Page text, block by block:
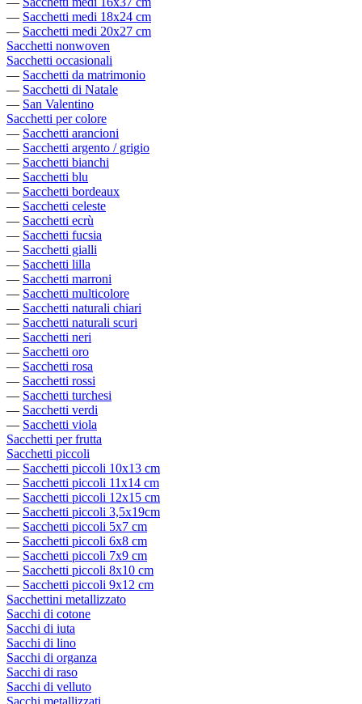
— Sacchetti medi 18x24 cm
— Sacchetti medi 20x27 cm
Sacchetti nonwoven
Sacchetti occasionali
— Sacchetti da matrimonio
— Sacchetti di Natale
— San Valentino
Sacchetti per colore
— Sacchetti arancioni
— Sacchetti argento / grigio
— Sacchetti bianchi
— Sacchetti blu
— Sacchetti bordeaux
— Sacchetti celeste
— Sacchetti ecrù
— Sacchetti fucsia
— Sacchetti gialli
— Sacchetti lilla
— Sacchetti marroni
— Sacchetti multicolore
— Sacchetti naturali chiari
— Sacchetti naturali scuri
— Sacchetti neri
— Sacchetti oro
— Sacchetti rosa
— Sacchetti rossi
— Sacchetti turchesi
— Sacchetti verdi
— Sacchetti viola
Sacchetti per frutta
Sacchetti piccoli
— Sacchetti piccoli 10x13 cm
— Sacchetti piccoli 11x14 cm
— Sacchetti piccoli 12x15 cm
— Sacchetti piccoli 3,5x19cm
— Sacchetti piccoli 5x7 cm
— Sacchetti piccoli 6x8 cm
— Sacchetti piccoli 7x9 cm
— Sacchetti piccoli 8x10 cm
— Sacchetti piccoli 9x12 cm
Sacchettini metallizzato
Sacchi di cotone
Sacchi di iuta
Sacchi di lino
Sacchi di organza
Sacchi di raso
Sacchi di velluto
Sacchi metallizzati